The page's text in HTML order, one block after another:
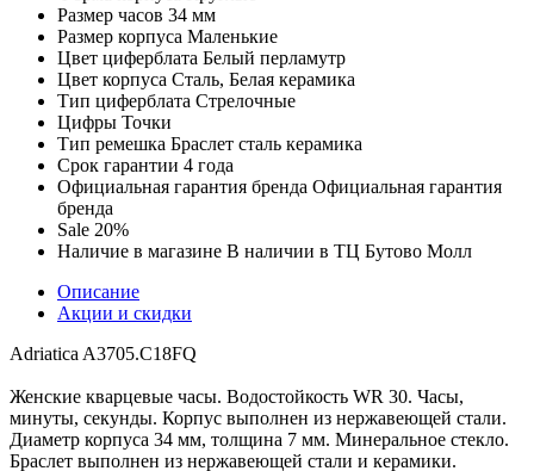
Размер часов 34 мм
Размер корпуса Маленькие
Цвет циферблата Белый перламутр
Цвет корпуса Сталь, Белая керамика
Тип циферблата Стрелочные
Цифры Точки
Тип ремешка Браслет сталь керамика
Срок гарантии 4 года
Официальная гарантия бренда Официальная гарантия
бренда
Sale 20%
Наличие в магазине В наличии в ТЦ Бутово Молл
Описание
Акции и скидки
Adriatica A3705.C18FQ
Женские кварцевые часы. Водостойкость WR 30. Часы,
минуты, секунды. Корпус выполнен из нержавеющей стали.
Диаметр корпуса 34 мм, толщина 7 мм. Минеральное стекло.
Браслет выполнен из нержавеющей стали и керамики.